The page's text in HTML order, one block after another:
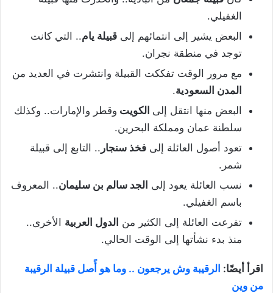
الغفيلي.
البعض يشير إلى انتمائهم إلى قبيلة يام.. التي كانت
توجد في منطقة نجران.
مع مرور الوقت تفككت القبيلة وانتشرت في العديد من
المدن السعودية.
البعض منها انتقل إلى الكويت وقطر والإمارات.. وكذلك
سلطنة عمان ومملكة البحرين.
تعود أصول العائلة إلى فخذ سنجار .. التابع إلى قبيلة
شمر.
نسب العائلة يعود إلى الجد سالم بن سليمان.. المعروف
باسم الغفيلي.
تفرعت العائلة إلى الكثير من الدول العربية الأخرى..
منذ بدء نشأتها إلى الوقت الحالي.
اقرأ أيضًا: الرقيبة وش يرجعون .. وما هو أًصل قبيلة الرقيبة
من وين